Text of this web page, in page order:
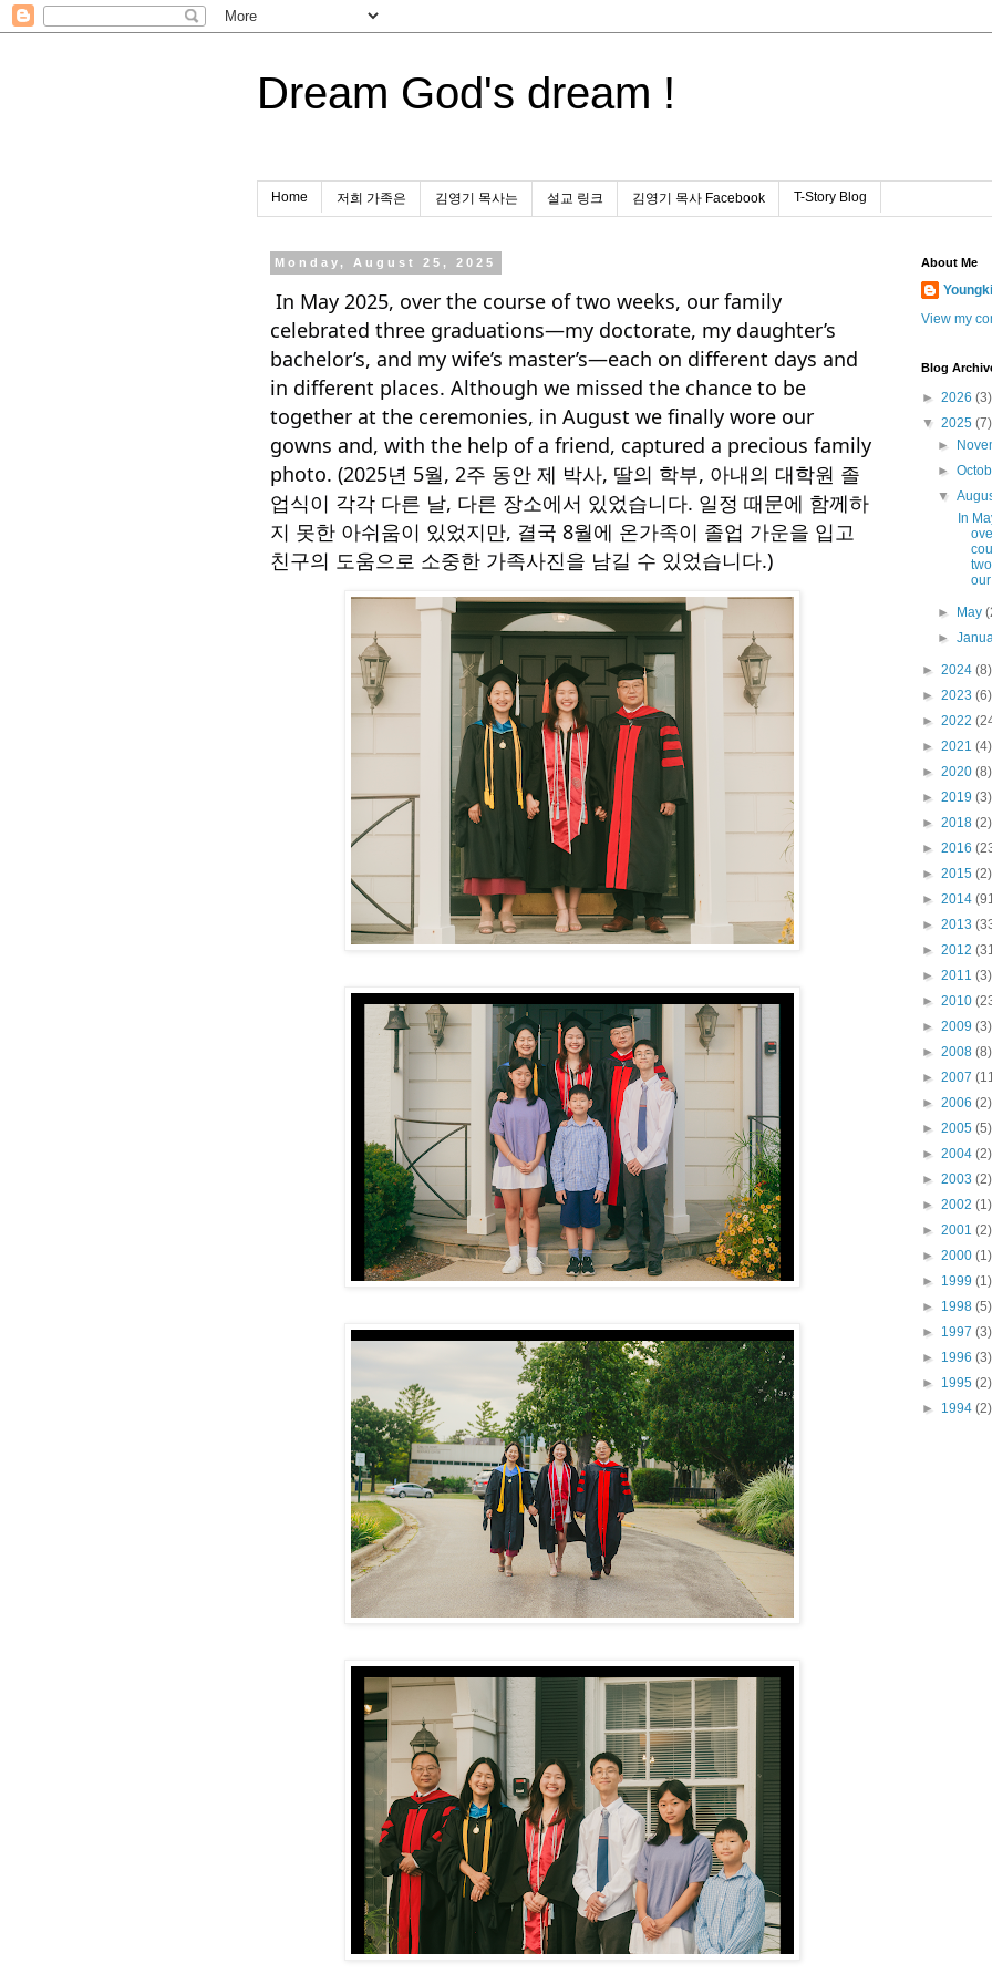
Dream God's dream !
Home 저희 가족은 김영기 목사는 설교 링크 김영기 목사 Facebook T-Story Blog
Monday, August 25, 2025
In May 2025, over the course of two weeks, our family
celebrated three graduations—my doctorate, my daughter’s
bachelor’s, and my wife’s master’s—each on different days and
in different places. Although we missed the chance to be
together at the ceremonies, in August we finally wore our
gowns and, with the help of a friend, captured a precious family
photo. (2025년 5월, 2주 동안 제 박사, 딸의 학부, 아내의 대학원 졸
업식이 각각 다른 날, 다른 장소에서 있었습니다. 일정 때문에 함께하
지 못한 아쉬움이 있었지만, 결국 8월에 온가족이 졸업 가운을 입고
친구의 도움으로 소중한 가족사진을 남길 수 있었습니다.)
About Me
View my
Blog
► 2026 (3)
▼ 2025 (7)
►
►
▼
In
► May
►
► 2024 (8)
► 2023 (6)
► 2022
► 2021 (4)
► 2020 (8)
► 2019 (3)
► 2018 (2)
► 2016
► 2015 (2)
► 2014
► 2013
► 2012
► 2011 (3)
► 2010
► 2009 (3)
► 2008 (8)
► 2007
► 2006 (2)
► 2005 (5)
► 2004 (2)
► 2003 (2)
► 2002 (1)
► 2001 (2)
► 2000 (1)
► 1999 (1)
► 1998 (5)
► 1997 (3)
► 1996 (3)
► 1995 (2)
► 1994 (2)